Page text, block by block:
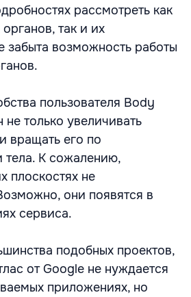
рассмотреть как
так и их
забыта возможность работы
пользователя Body
только увеличивать
вращать его по
тела. К сожалению,
плоскостях не
они появятся в
сервиса.
подобных проектов,
от Google не нуждается
приложениях, но